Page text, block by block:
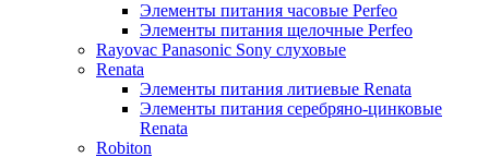
Элементы питания часовые Perfeo
Элементы питания щелочные Perfeo
Rayovac Panasonic Sony слуховые
Renata
Элементы питания литиевые Renata
Элементы питания серебряно-цинковые
Renata
Robiton